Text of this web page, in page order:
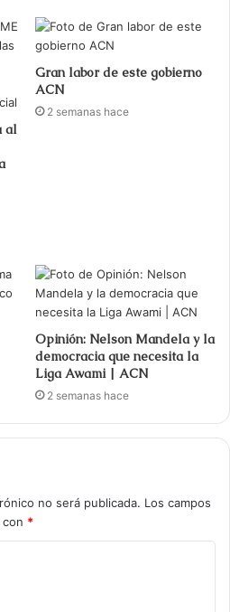
al
Gran labor de este gobierno
ACN
2 semanas hace
Opinión: Nelson Mandela y la
democracia que necesita la
Liga Awami | ACN
2 semanas hace
no será publicada. Los campos
*